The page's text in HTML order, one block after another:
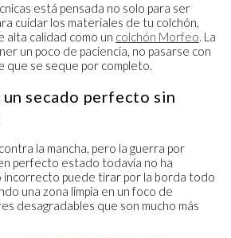
está pensada no solo para ser
cuidar los materiales de tu colchón,
alta calidad como un colchón Morfeo. La
un poco de paciencia, no pasarse con
que se seque por completo.
secado perfecto sin
la mancha, pero la guerra por
perfecto estado todavía no ha
incorrecto puede tirar por la borda todo
una zona limpia en un foco de
desagradables que son mucho más